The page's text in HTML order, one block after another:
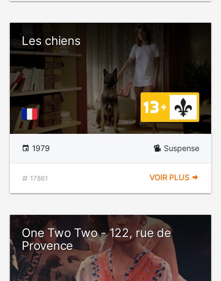
Les chiens
1979 Suspense
17861 VOIR PLUS
One Two Two - 122, rue de
Provence